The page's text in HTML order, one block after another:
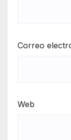
Correo
Web